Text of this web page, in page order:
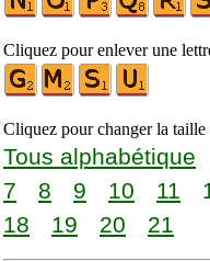
Cliquez pour enlever une
Cliquez pour changer la taille
Tous alphabétique
7
8 9 10 11
18
19 20 21